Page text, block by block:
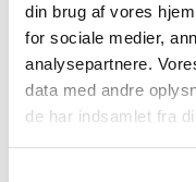
din brug af vores
for sociale medier,
analysepartnere.
data med andre
de har indsamlet fra
Årets sidste jagt var
jagten serveres gule
Dagen startede lidt
væltede træer på nogle
traktor, men et par
gav os problemer
mange træer i såterne